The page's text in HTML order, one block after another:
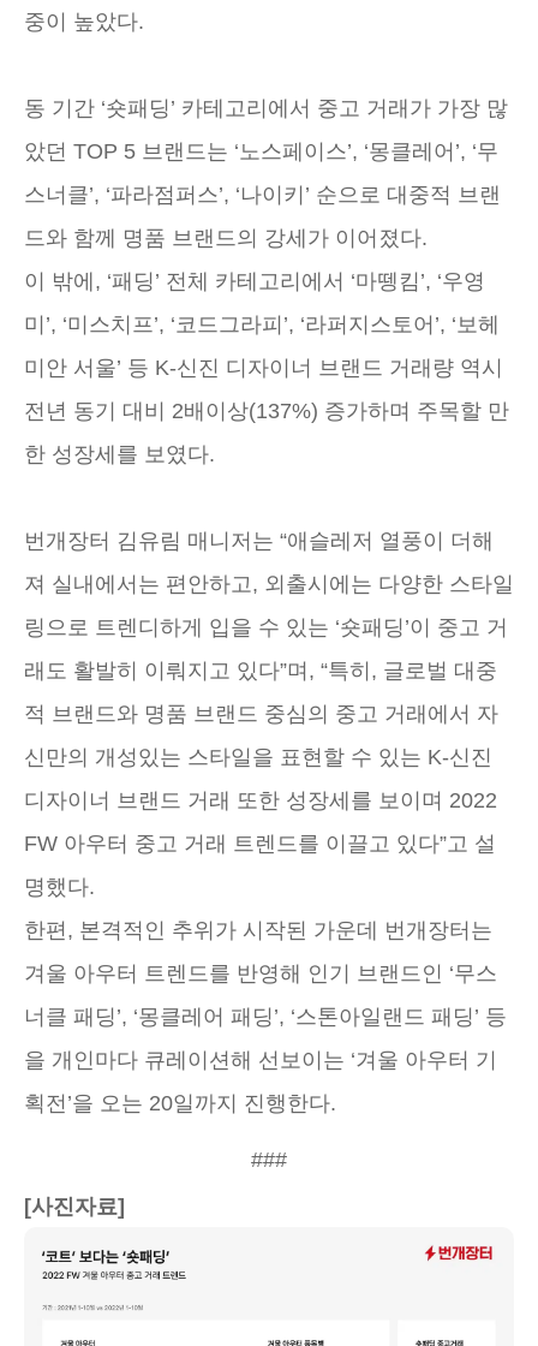
중이 높았다.
동 기간 ‘숏패딩’ 카테고리에서 중고 거래가 가장 많
았던 TOP 5 브랜드는 ‘노스페이스’, ‘몽클레어’, ‘무
스너클’, ‘파라점퍼스’, ‘나이키’ 순으로 대중적 브랜
드와 함께 명품 브랜드의 강세가 이어졌다.
이 밖에, ‘패딩’ 전체 카테고리에서 ‘마뗑킴’, ‘우영
미’, ‘미스치프’, ‘코드그라피’, ‘라퍼지스토어’, ‘보헤
미안 서울’ 등 K-신진 디자이너 브랜드 거래량 역시
전년 동기 대비 2배이상(137%) 증가하며 주목할 만
한 성장세를 보였다.
번개장터 김유림 매니저는 “애슬레저 열풍이 더해
져 실내에서는 편안하고, 외출시에는 다양한 스타일
링으로 트렌디하게 입을 수 있는 ‘숏패딩’이 중고 거
래도 활발히 이뤄지고 있다”며, “특히, 글로벌 대중
적 브랜드와 명품 브랜드 중심의 중고 거래에서 자
신만의 개성있는 스타일을 표현할 수 있는 K-신진
디자이너 브랜드 거래 또한 성장세를 보이며 2022
FW 아우터 중고 거래 트렌드를 이끌고 있다”고 설
명했다.
한편, 본격적인 추위가 시작된 가운데 번개장터는
겨울 아우터 트렌드를 반영해 인기 브랜드인 ‘무스
너클 패딩’, ‘몽클레어 패딩’, ‘스톤아일랜드 패딩’ 등
을 개인마다 큐레이션해 선보이는 ‘겨울 아우터 기
획전’을 오는 20일까지 진행한다.
###
[사진자료]